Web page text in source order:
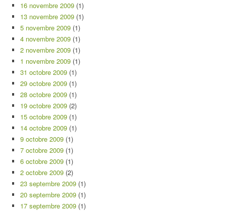
16 novembre 2009 (1)
13 novembre 2009 (1)
5 novembre 2009 (1)
4 novembre 2009 (1)
2 novembre 2009 (1)
1 novembre 2009 (1)
31 octobre 2009 (1)
29 octobre 2009 (1)
28 octobre 2009 (1)
19 octobre 2009 (2)
15 octobre 2009 (1)
14 octobre 2009 (1)
9 octobre 2009 (1)
7 octobre 2009 (1)
6 octobre 2009 (1)
2 octobre 2009 (2)
23 septembre 2009 (1)
20 septembre 2009 (1)
17 septembre 2009 (1)